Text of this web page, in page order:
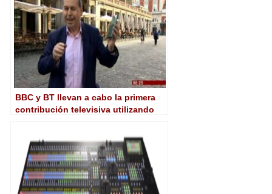
BBC y BT llevan a cabo la primera
contribución televisiva utilizando